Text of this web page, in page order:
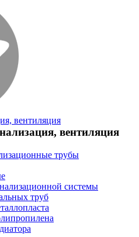
вентиляция
вентиляция
трубы
системы
труб